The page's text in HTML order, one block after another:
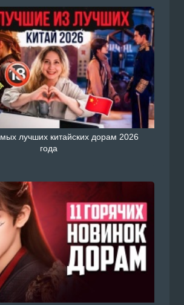
лучших китайских дорам 2026
года